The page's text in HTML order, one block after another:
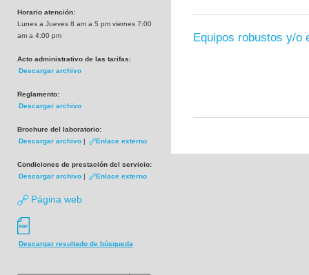
Horario atención:
Lunes a Jueves 8 am a 5 pm viernes 7:00
am a 4:00 pm
Acto administrativo de las tarifas:
Descargar archivo
Reglamento:
Descargar archivo
Brochure del laboratorio:
Descargar archivo | Enlace externo
Condiciones de prestación del servicio:
Descargar archivo | Enlace externo
Página web
Descargar resultado de búsqueda
Equipos robustos y/o